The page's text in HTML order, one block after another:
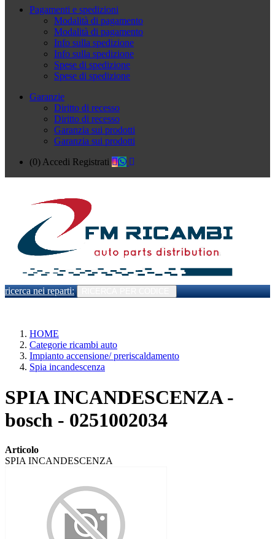
Pagamenti e spedizioni
Modalità di pagamento
Modalità di pagamento
Info sulla spedizione
Info sulla spedizione
Spese di spedizione
Spese di spedizione
Garanzie
Diritto di recesso
Diritto di recesso
Garanzia sui prodotti
Garanzia sui prodotti
(0) Accedi Registrati
ricerca nei reparti:
HOME
Categorie ricambi auto
Impianto accensione/ preriscaldamento
Spia incandescenza
SPIA INCANDESCENZA -
bosch - 0251002034
Articolo
SPIA INCANDESCENZA